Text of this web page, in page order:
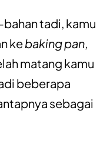
tadi, kamu
kebaking pan,
matang kamu
beberapa
sebagai